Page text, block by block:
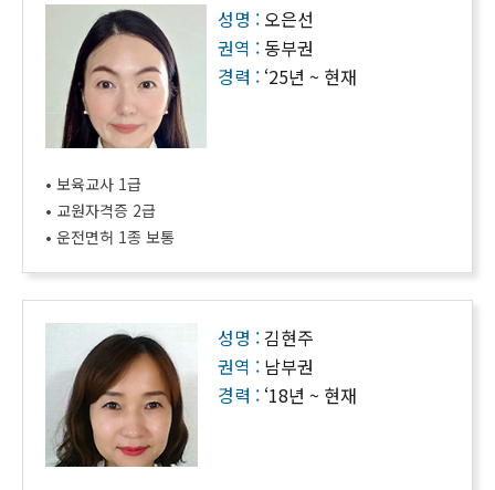
성명 : 오은선
권역 : 동부권
경력 : ‘25년 ~ 현재
• 보육교사 1급
• 교원자격증 2급
• 운전면허 1종 보통
성명 :김현주
권역 : 남부권
경력 : ‘18년 ~ 현재